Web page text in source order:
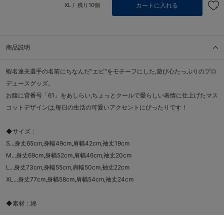
XL / 残り10個 カートに入れる
商品説明
蝦名達夫選手の名前にちなんだ“エビ"をモチーフにした,遊び心たっぷりのプロ
デュースグッズ。
お腹に背番号「61」をあしらい,ちょっとクールで愛らしい表情に仕上げたマス
コットデザインは,毎日の生活の可愛いアクセントにぴったりです！
◆サイズ：
S...身丈65cm,身幅49cm,肩幅42cm,袖丈19cm
M...身丈69cm,身幅52cm,肩幅46cm,袖丈20cm
L...身丈73cm,身幅55cm,肩幅50cm,袖丈22cm
XL...身丈77cm,身幅58cm,肩幅54cm,袖丈24cm
◆素材：綿